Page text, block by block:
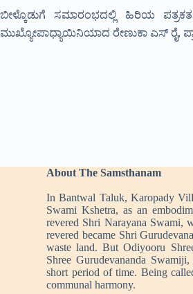
ಬೀಳ್ಕೊಡುಗೆ ಸಮಾರಂಭದಲ್ಲಿ ಹಿರಿಯ
ಮುಖ್ಯೋಪಾಧ್ಯಾಯಿನಿಯಾದ ರೇಣುಕಾ ಎಸ್ ರೈ,
About The Samsthanam
In Bantwal Taluk, Karopady
Swami Kshetra, as an
revered Shri Narayana Swami,
revered became Shri
waste land. But Odiyooru
Shree Gurudevananda
short period of time. Being
communal harmony.